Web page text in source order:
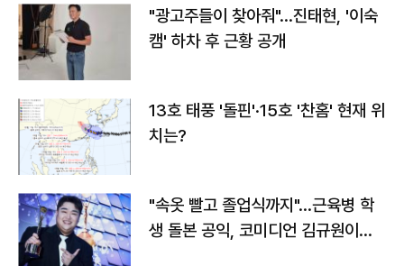
"광고주들이 찾아줘"…진태현, '이숙
캠' 하차 후 근황 공개
13호 태풍 '돌핀'·15호 '찬홈' 현재 위
치는?
"속옷 빨고 졸업식까지"…근육병 학
생 돌본 공익, 코미디언 김규원이었